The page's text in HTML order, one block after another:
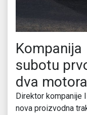
Kompanija
subotu
dva motora
Direktor kompanije
nova proizvodna